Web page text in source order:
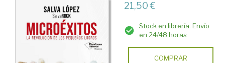
21,50 €
Stock en librería. Envío
en 24/48 horas
COMPRAR